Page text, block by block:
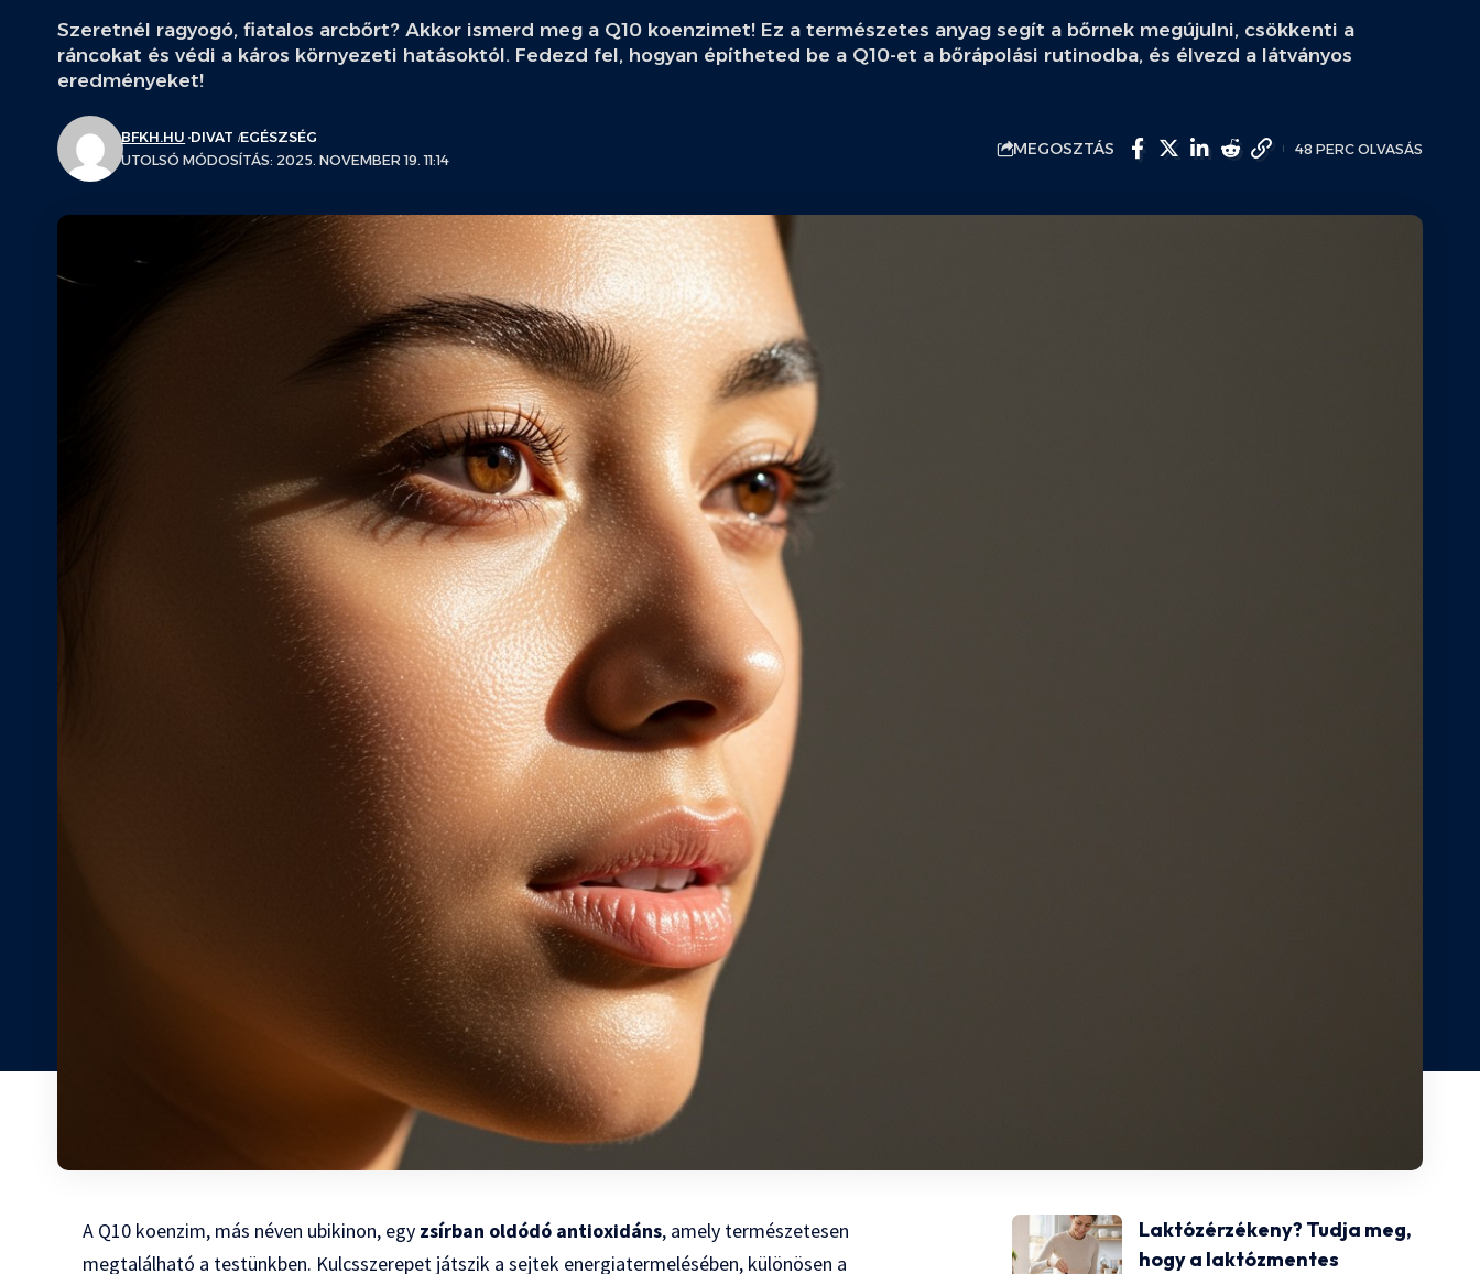
Szeretnél ragyogó, fiatalos arcbőrt? Akkor ismerd meg a Q10 koenzimet! Ez a természetes anyag segít a bőrnek megújulni, csökkenti a
ráncokat és védi a káros környezeti hatásoktól. Fedezd fel, hogyan építheted be a Q10-et a bőrápolási rutinodba, és élvezd a látványos
eredményeket!
UTOLSÓ MÓDOSÍTÁS: 2025. NOVEMBER 19. 11:14
BFKH.HU DIVAT EGÉSZSÉG
MEGOSZTÁS 48 PERC OLVASÁS
A Q10 koenzim, más néven ubikinon, egy zsírban oldódó antioxidáns, amely természetesen
megtalálható a testünkben. Kulcsszerepet játszik a sejtek energiatermelésében, különösen a
Laktózérzékeny? Tudja meg,
hogy a laktózmentes